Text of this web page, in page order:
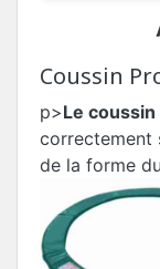
Coussin
p>Le
correctement
de la forme